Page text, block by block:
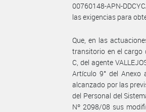
00760148-APN-
las exigencias para
Que, en las
transitorio en el cargo
C, del agente
Artículo 9° del Anexo
alcanzado por las
del Personal del
Nº 2098/08 sus